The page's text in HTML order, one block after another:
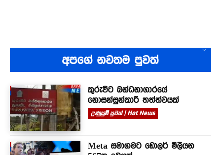
අපගේ නවතම පුවත්
කුරුවිට බන්ධනාගාරයේ
නොසන්සුන්කාරී තත්ත්වයක්
උණුසුම් පුවත් | Hot News
Meta සමාගමට ඩොලර් මිලියන